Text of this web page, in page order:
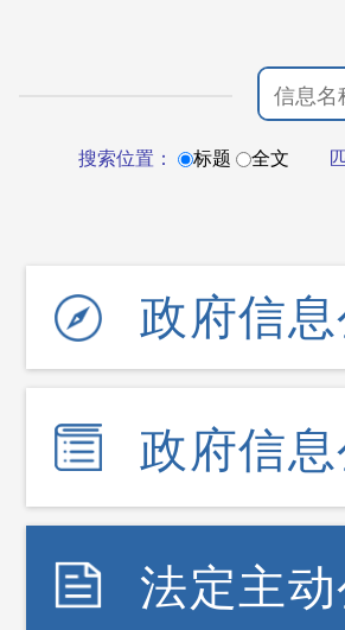
搜索位置： 标题 全文
政府信
政府信
法定主